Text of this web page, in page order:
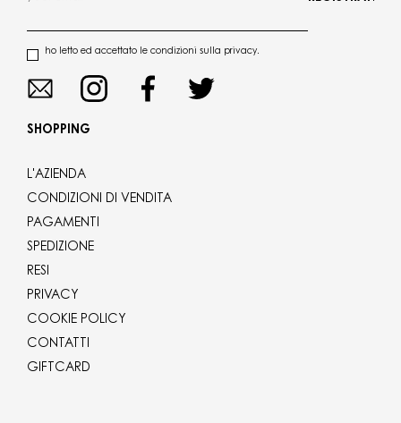
ho letto ed accettato le condizioni sulla privacy.
SHOPPING
L'AZIENDA
CONDIZIONI DI VENDITA
PAGAMENTI
SPEDIZIONE
RESI
PRIVACY
COOKIE POLICY
CONTATTI
GIFTCARD